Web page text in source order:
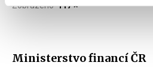
Zobrazeno117 ×
Ministerstvo financí ČR